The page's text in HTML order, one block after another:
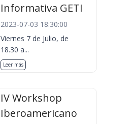
Informativa GETI
2023-07-03 18:30:00
Viernes 7 de Julio, de
18.30 a...
Leer más
IV Workshop
Iberoamericano